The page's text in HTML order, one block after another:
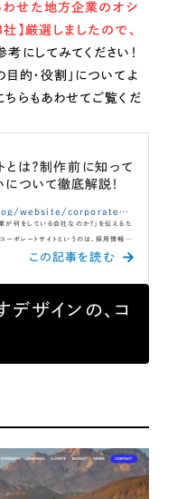
ウ」
支援
（278件）
ト （85件）
（43件）
28件）
サイト
わせた地方企業のオシ
】厳選しましたので、
にしてみてください！
目的・役割」についてよ
ちらもあわせてご覧くだ
とは？制作前に知って
について徹底解説！
https://leapy.jp/blog/website/corporate-site/corporate-site-what
が何をしている会社なのか？」を伝えるた
ーポレートサイトというのは、採用情報や
業に関する「万能サイト」とされることが
達成に沿ってさまざまなWebサイトを作
その中でもコーポレートサイトは「企業説
作されるようになったのです。本記事で
デザインの、コ